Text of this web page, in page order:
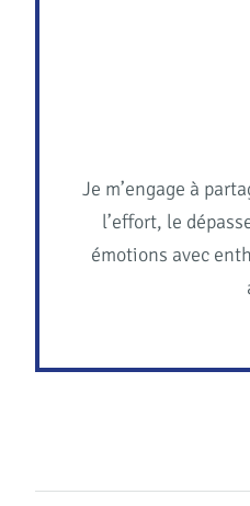
Je m’engage à
l’effort, le
émotions avec